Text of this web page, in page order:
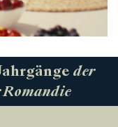
der
Romandie